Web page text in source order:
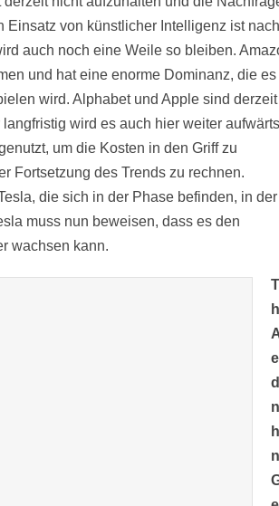
Einsatz von künstlicher Intelligenz ist nach
auch noch eine Weile so bleiben.
und hat eine enorme Dominanz, die es
wird. Alphabet und Apple sind derzeit
wird es auch hier weiter aufwärts
um die Kosten in den Griff zu
Fortsetzung des Trends zu rechnen.
die sich in der Phase befinden, in der
muss nun beweisen, dass es den
wachsen kann.
n